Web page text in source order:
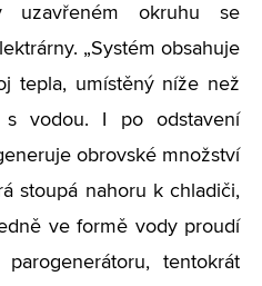
uzavřeném okruhu se
„Systém obsahuje
tepla, umístěný níže než
vodou. I po odstavení
obrovské množství
stoupá nahoru k chladiči,
ve formě vody proudí
tentokrát